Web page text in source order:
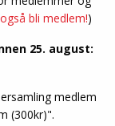
bli medlem!)
25. august:
medlem
(300kr)".